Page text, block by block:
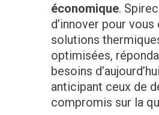
économique.
d’innover pour
solutions
optimisées,
besoins
anticipant ceux de
compromis sur la